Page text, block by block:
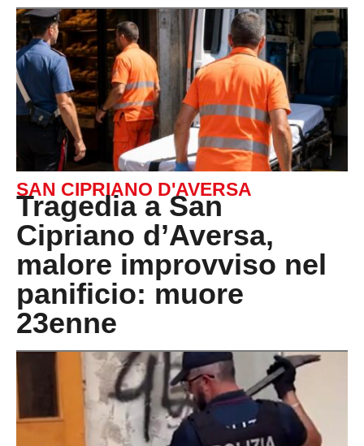
SAN CIPRIANO D'AVERSA
Tragedia a San
Cipriano d’Aversa,
malore improvviso nel
panificio: muore
23enne